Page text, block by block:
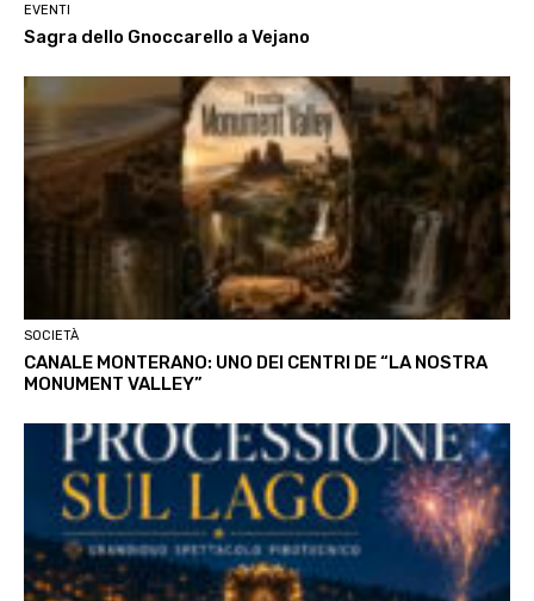
EVENTI
Sagra dello Gnoccarello a Vejano
SOCIETÀ
CANALE MONTERANO: UNO DEI CENTRI DE “LA NOSTRA
MONUMENT VALLEY”